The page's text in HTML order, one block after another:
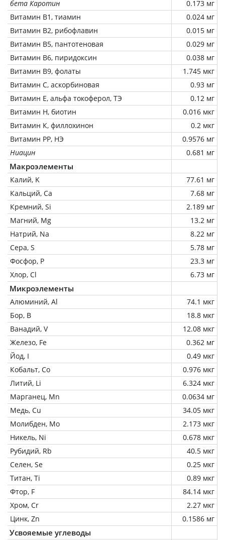
бета Каротин
0.173 мг
Витамин В1, тиамин
0.024 мг
Витамин В2, рибофлавин
0.015 мг
Витамин В5, пантотеновая
0.029 мг
Витамин В6, пиридоксин
0.038 мг
Витамин В9, фолаты
1.745 мкг
Витамин C, аскорбиновая
0.93 мг
Витамин Е, альфа токоферол, ТЭ
0.12 мг
Витамин Н, биотин
0.016 мкг
Витамин К, филлохинон
0.2 мкг
Витамин РР, НЭ
0.9576 мг
Ниацин
0.681 мг
Макроэлементы
Калий, K
77.61 мг
Кальций, Ca
7.68 мг
Кремний, Si
2.189 мг
Магний, Mg
13.2 мг
Натрий, Na
8.22 мг
Сера, S
5.78 мг
Фосфор, P
23.3 мг
Хлор, Cl
6.73 мг
Микроэлементы
Алюминий, Al
74.1 мкг
Бор, B
18.8 мкг
Ванадий, V
12.08 мкг
Железо, Fe
0.362 мг
Йод, I
0.49 мкг
Кобальт, Co
0.976 мкг
Литий, Li
6.324 мкг
Марганец, Mn
0.0634 мг
Медь, Cu
34.05 мкг
Молибден, Mo
2.173 мкг
Никель, Ni
0.678 мкг
Рубидий, Rb
40.5 мкг
Селен, Se
0.25 мкг
Титан, Ti
0.89 мкг
Фтор, F
84.14 мкг
Хром, Cr
2.27 мкг
Цинк, Zn
0.1586 мг
Усвояемые углеводы